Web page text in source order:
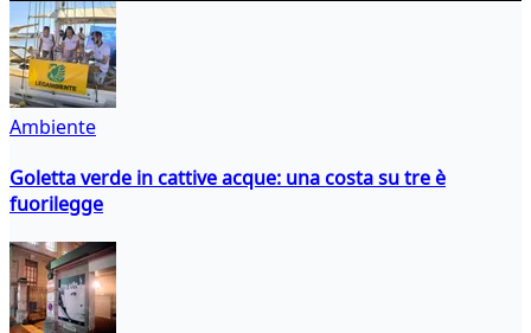
Ambiente
Goletta verde in cattive acque: una costa su tre è
fuorilegge